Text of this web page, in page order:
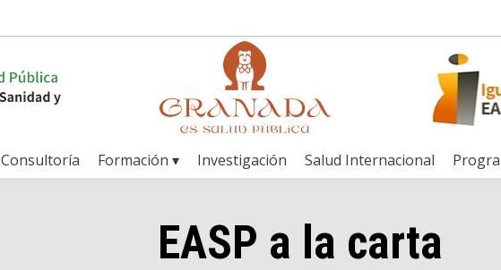
Consultoría Formación ▾ Investigación Salud Internacional
EASP a la carta